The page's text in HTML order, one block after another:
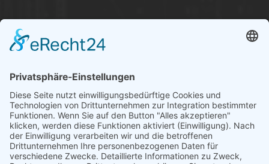
Informationen aus Politik – Wirtschaft – Kultur – Umwelt –
Gesellschaft - Polizei und Feuerwehr – für die Region Bayern
Als regionales Unternehmen sind wir für Sie der direkte